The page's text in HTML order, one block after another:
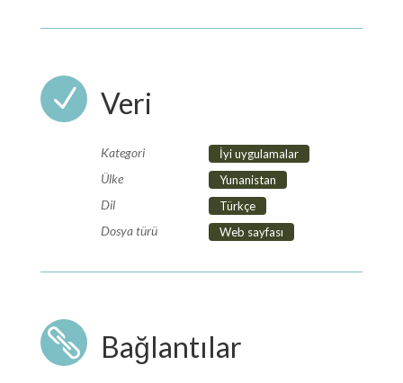
N Veri
Kategori İyi uygulamalar
Ülke Yunanistan
Dil Türkçe
Dosya türü Web sayfası
 Bağlantılar